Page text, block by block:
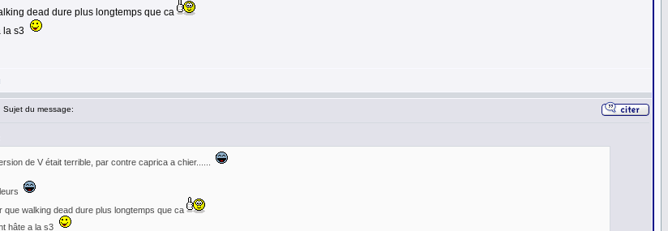
dead dure plus longtemps que ca
la s3
Sujet du message:
de V était terrible, par contre caprica a chier......
que walking dead dure plus longtemps que ca
hâte a la s3